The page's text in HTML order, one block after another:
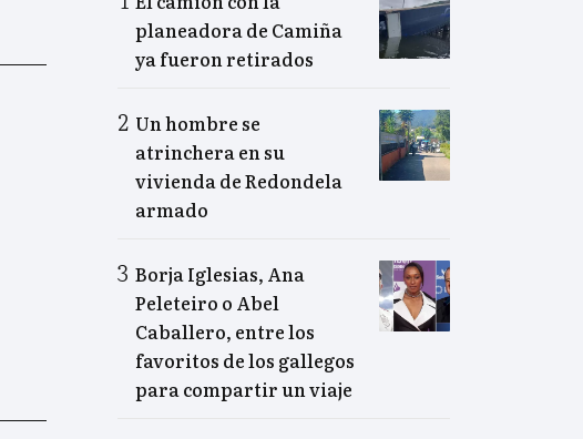
planeadora de Camiña
ya fueron retirados
Un hombre se
atrinchera en su
vivienda de Redondela
armado
Borja Iglesias, Ana
Peleteiro o Abel
Caballero, entre los
favoritos de los gallegos
para compartir un viaje